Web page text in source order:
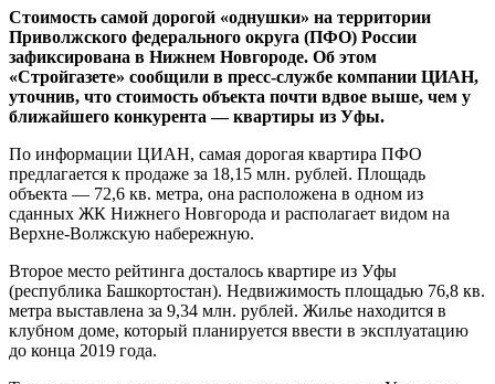
Стоимость самой дорогой «однушки» на территории
Приволжского федерального округа (ПФО) России
зафиксирована в Нижнем Новгороде. Об этом
«Стройгазете» сообщили в пресс-службе компании ЦИАН,
уточнив, что стоимость объекта почти вдвое выше, чем у
ближайшего конкурента — квартиры из Уфы.
По информации ЦИАН, самая дорогая квартира ПФО
предлагается к продаже за 18,15 млн. рублей. Площадь
объекта — 72,6 кв. метра, она расположена в одном из
сданных ЖК Нижнего Новгорода и располагает видом на
Верхне-Волжскую набережную.
Второе место рейтинга досталось квартире из Уфы
(республика Башкортостан). Недвижимость площадью 76,8 кв.
метра выставлена за 9,34 млн. рублей. Жилье находится в
клубном доме, который планируется ввести в эксплуатацию
до конца 2019 года.